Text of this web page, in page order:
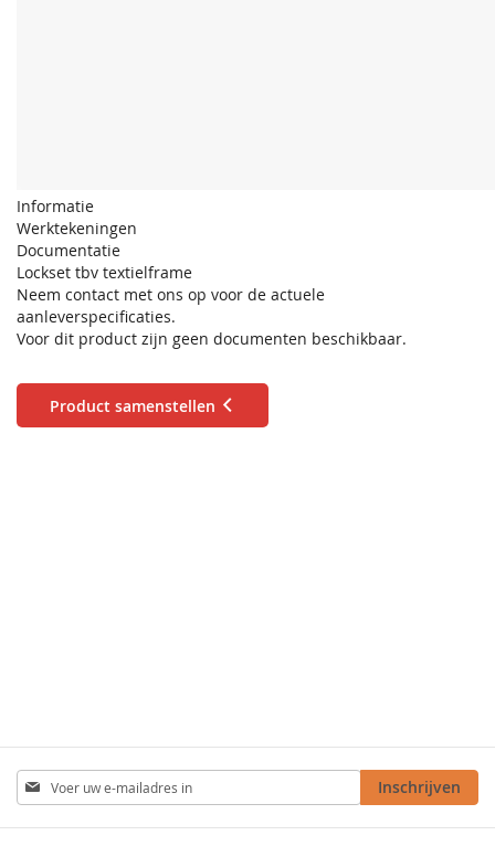
Informatie
Werktekeningen
Documentatie
Lockset tbv textielframe
Neem contact met ons op voor de actuele
aanleverspecificaties.
Voor dit product zijn geen documenten beschikbaar.
Product samenstellen
Abonneer
u
op
Inschrijven